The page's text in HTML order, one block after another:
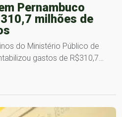
Pernambuco
milhões de
do Ministério Público de
gastos de R$310,7…